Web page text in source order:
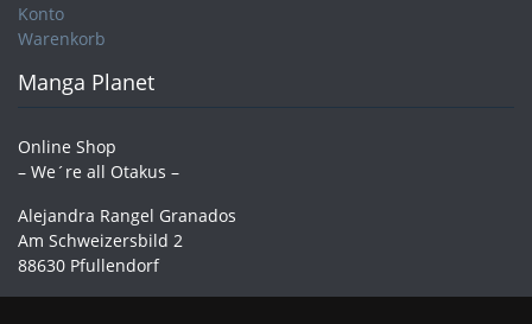
Konto
Warenkorb
Manga Planet
Online Shop
– We´re all Otakus –
Alejandra Rangel Granados
Am Schweizersbild 2
88630 Pfullendorf